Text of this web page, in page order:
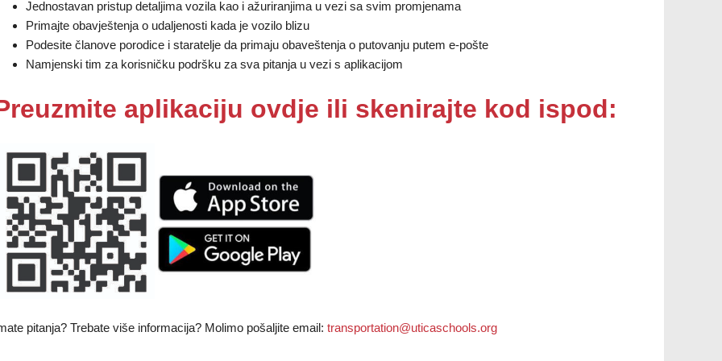
Jednostavan pristup detaljima vozila kao i ažuriranjima u vezi sa svim promjenama
Primajte obavještenja o udaljenosti kada je vozilo blizu
Podesite članove porodice i staratelje da primaju obaveštenja o putovanju putem e-pošte
Namjenski tim za korisničku podršku za sva pitanja u vezi s aplikacijom
aplikaciju ovdje ili skenirajte kod ispod:
pitanja? Trebate više informacija? Molimo pošaljite email: transportation@uticaschools.org